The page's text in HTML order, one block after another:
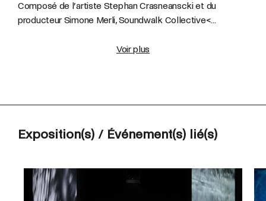
Composé de l’artiste Stephan Crasneanscki et du
producteur Simone Merli, Soundwalk Collective<...
Voir plus
Exposition(s) / Événement(s) lié(s)